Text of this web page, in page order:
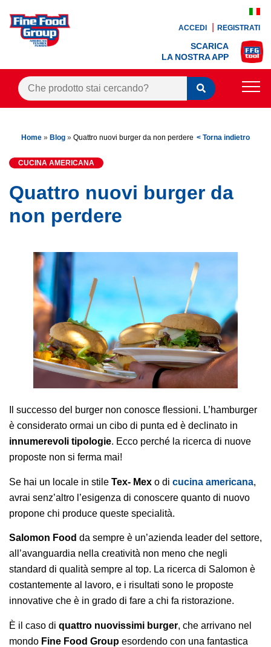
ACCEDI REGISTRATI
SCARICA
LA NOSTRA APP
BLOG
RICETTE
BONUS FEDELTÀ
OFFERTE
AREA AGENTI
Home » Blog » Quattro nuovi burger da non perdere < Torna indietro
CUCINA AMERICANA
Quattro nuovi burger da
non perdere
Il successo del burger non conosce flessioni. L’hamburger
è considerato ormai un cibo di punta ed è declinato in
innumerevoli tipologie. Ecco perché la ricerca di nuove
proposte non si ferma mai!
Se hai un locale in stile Tex- Mex o di cucina americana,
avrai senz’altro l’esigenza di conoscere quanto di nuovo
propone chi produce queste specialità.
Salomon Food da sempre è un’azienda leader del settore,
all’avanguardia nella creatività non meno che negli
standard di qualità sempre al top. La ricerca di Salomon è
costantemente al lavoro, e i risultati sono le proposte
innovative che è in grado di fare a chi fa ristorazione.
È il caso di quattro nuovissimi burger, che arrivano nel
mondo Fine Food Group esordendo con una fantastica